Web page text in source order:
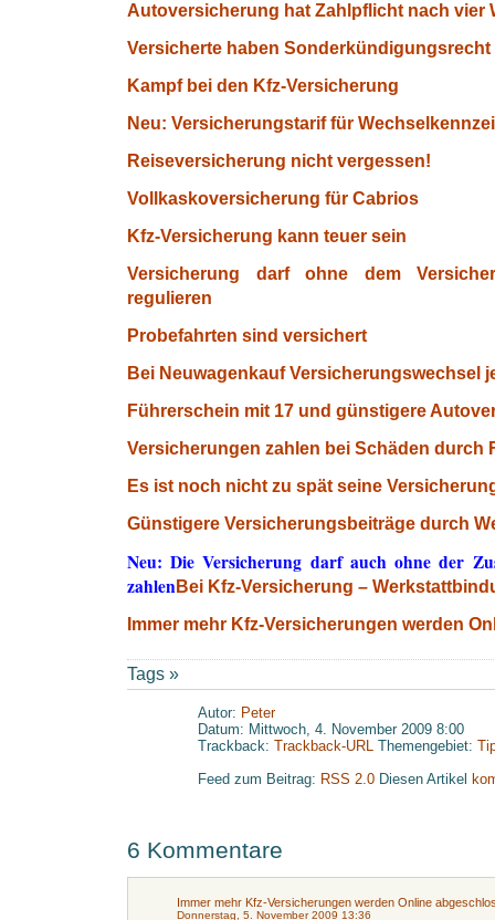
Autoversicherung hat Zahlpflicht nach vier
Versicherte haben Sonderkündigungsrecht
Kampf bei den Kfz-Versicherung
Neu: Versicherungstarif für
Reiseversicherung nicht vergessen!
Vollkaskoversicherung für Cabrios
Kfz-Versicherung kann teuer sein
Versicherung darf ohne dem
regulieren
Probefahrten sind versichert
Bei Neuwagenkauf Versicherungswechsel
Führerschein mit 17 und günstigere
Versicherungen zahlen bei Schäden durch
Es ist noch nicht zu spät seine
Günstigere Versicherungsbeiträge durch
Neu: Die Versicherung darf auch ohne der
zahlenBei Kfz-Versicherung –
Immer mehr Kfz-Versicherungen werden
Tags »
Autor: Peter
Datum: Mittwoch, 4. November 2009 8:00
Trackback: Trackback-URL Themengebiet:
Feed zum Beitrag: RSS 2.0 Diesen Artikel
6 Kommentare
Immer mehr Kfz-Versicherungen werden Online
Donnerstag, 5. November 2009 13:36